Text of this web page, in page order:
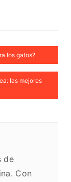
los gatos?
las mejores
de
Con